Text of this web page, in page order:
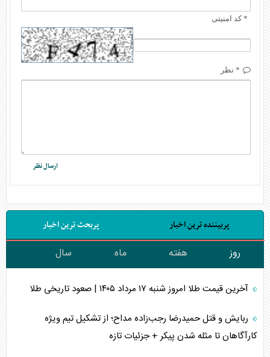
* کد امنیتی
* نظر
پربیننده ترین اخبار پربحث ترین اخبار
روز هفته ماه سال
آخرین قیمت طلا امروز شنبه ۱۷ مرداد ۱۴۰۵ | صعود تاریخی طلا
ربایش و قتل حمیدرضا رجب‌زاده مداح؛ از تشکیل تیم ویژه
کارآگاهان تا مثله شدن پیکر + جزئیات تازه